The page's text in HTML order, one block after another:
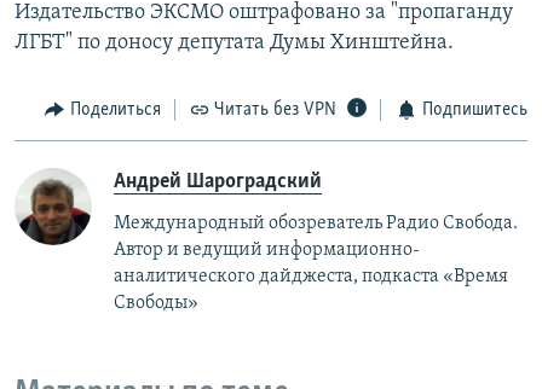
Издательство ЭКСМО оштрафовано за "пропаганду
ЛГБТ" по доносу депутата Думы Хинштейна.
Поделиться Читать без VPN Подпишитесь
Андрей Шароградский
Международный обозреватель Радио Свобода.
Автор и ведущий информационно-
аналитического дайджеста, подкаста «Время
Свободы»